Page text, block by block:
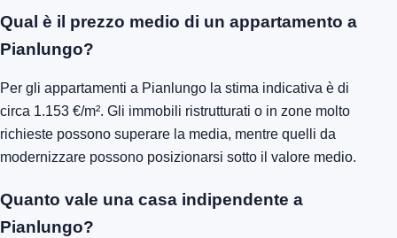
Qual è il prezzo medio di un appartamento a
Pianlungo?
Per gli appartamenti a Pianlungo la stima indicativa è di
circa 1.153 €/m². Gli immobili ristrutturati o in zone molto
richieste possono superare la media, mentre quelli da
modernizzare possono posizionarsi sotto il valore medio.
Quanto vale una casa indipendente a
Pianlungo?